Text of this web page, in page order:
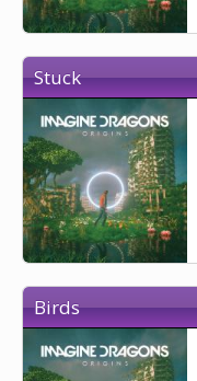
Stuck
Birds